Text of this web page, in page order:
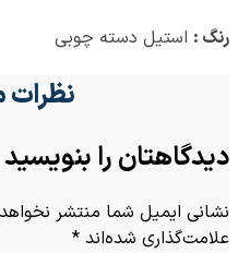
رنگ : استیل دسته چوبی
نظرات
دیدگاهتان را بنویسید
نشانی ایمیل شما منتشر
علامت‌گذاری شده‌اند *